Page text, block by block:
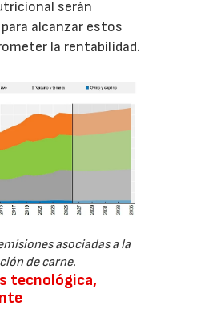
serán
alcanzar estos
la rentabilidad.
asociadas a la
de carne.
tecnológica,